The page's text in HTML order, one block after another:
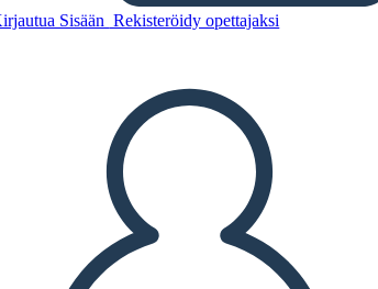
Sisään Rekisteröidy opettajaksi